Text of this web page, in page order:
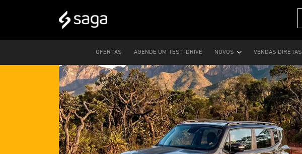
OFERTAS AGENDE UM TEST-DRIVE NOVOS VENDAS DIRETAS